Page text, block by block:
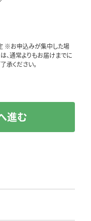
※お申込みが集中した場
、通常よりもお届けまでに
承ください。
進む